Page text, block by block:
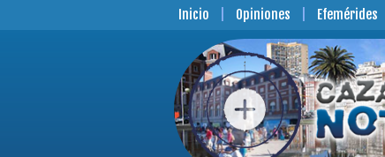
Inicio Opiniones Efemérides